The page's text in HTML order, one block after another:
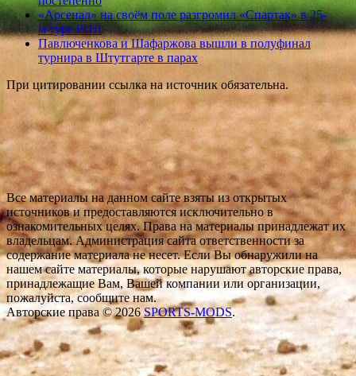
«Арсенал» на своём поле разгромил «Спартак» в 25-
м туре РПЛ
Павлюченкова и Шафаржова вышли в полуфинал
турнира в Штутгарте в парах
При цитировании ссылка на источник обязательна.
Все материалы на данном сайте взяты из открытых
источников и предоставляются исключительно в
ознакомительных целях. Права на материалы принадлежат их
владельцам. Администрация сайта ответственности за
содержание материала не несет. Если Вы обнаружили на
нашем сайте материалы, которые нарушают авторские права,
принадлежащие Вам, Вашей компании или организации,
пожалуйста, сообщите нам.
Авторские права © 2026SPORTS-MODS.